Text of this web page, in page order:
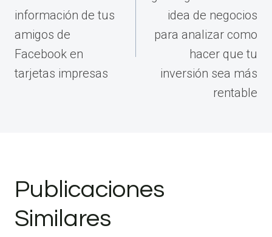
información de tus
amigos de
Facebook en
tarjetas impresas
idea de negocios
para analizar como
hacer que tu
inversión sea más
rentable
Publicaciones
Similares